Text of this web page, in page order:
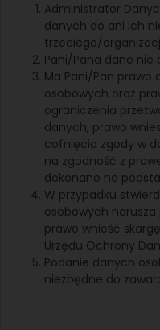
Administrator
danych do ani ich
trzeciego/
Pani/Pana dane nie
Ma Pani/Pan
osobowych oraz
ograniczenia
danych, prawo
cofnięcia zgody w
na zgodność z
dokonano na
W przypadku
osobowych narusza
prawo wnieść
Urzędu Ochrony
Podanie danych
niezbędne do